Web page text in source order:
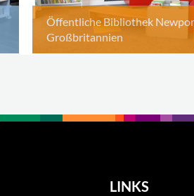
Öffentliche Bibliothek
Großbritannien
LINKS